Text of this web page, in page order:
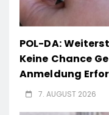
POL-DA:
Keine Chance
Anmeldung
7. AUGUST 2026